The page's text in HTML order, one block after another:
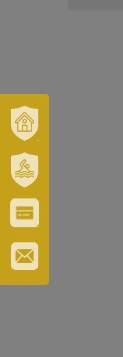
ÉS
TÉRSÉGÜNK
ERZSÉBET
GYÓGYFÜRDŐ
ÉS
TURISZTIKAI
KÁRTYA